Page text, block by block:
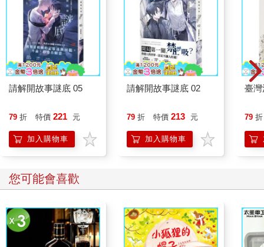
請解開故事謎底 05
79 折 特價 221 元
加入購物車
請解開故事謎底 02
79 折 特價 213 元
加入購物車
臺
79 折
您可能會喜歡